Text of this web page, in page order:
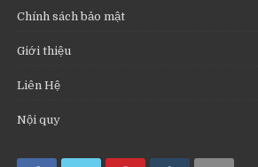
Chính sách bảo mật
Giới thiệu
Liên Hệ
Nội quy